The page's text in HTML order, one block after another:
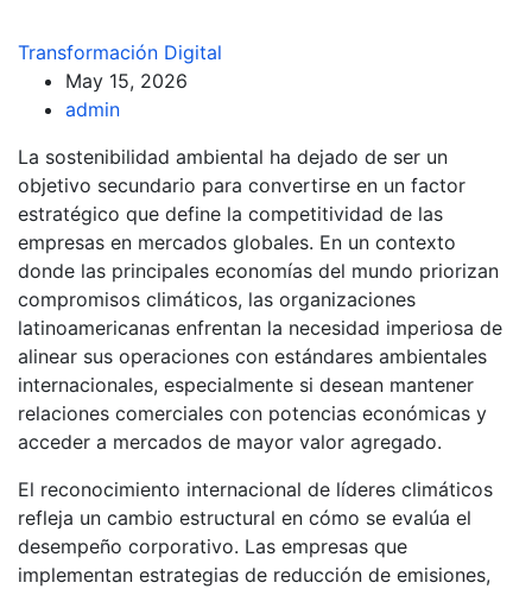
Transformación Digital
May 15, 2026
admin
La sostenibilidad ambiental ha dejado de ser un
objetivo secundario para convertirse en un factor
estratégico que define la competitividad de las
empresas en mercados globales. En un contexto
donde las principales economías del mundo priorizan
compromisos climáticos, las organizaciones
latinoamericanas enfrentan la necesidad imperiosa de
alinear sus operaciones con estándares ambientales
internacionales, especialmente si desean mantener
relaciones comerciales con potencias económicas y
acceder a mercados de mayor valor agregado.
El reconocimiento internacional de líderes climáticos
refleja un cambio estructural en cómo se evalúa el
desempeño corporativo. Las empresas que
implementan estrategias de reducción de emisiones,